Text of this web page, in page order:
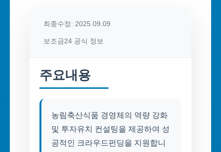
최종수정: 2025.09.09
보조금24 공식 정보
주요내용
농림축산식품 경영체의 역량 강화
및 투자유치 컨설팅을 제공하여 성
공적인 크라우드펀딩을 지원합니